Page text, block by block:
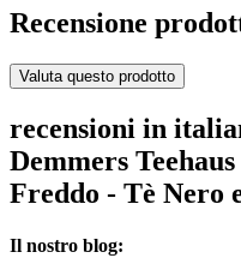
Recensione
Valuta questo prodotto
recensioni in
Demmers
Freddo - Tè Nero
Il nostro blog: